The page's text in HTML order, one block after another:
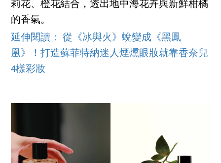
莉花、橙花結合，透出地中海花卉與新鮮柑橘
的香氣。
延伸閱讀： 從《冰與火》蛻變成《黑鳳
凰》！打造蘇菲特納迷人煙燻眼妝就靠香奈兒
4樣彩妝